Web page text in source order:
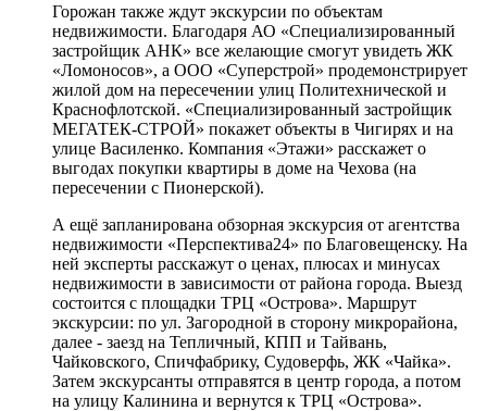
Горожан также ждут экскурсии по объектам
недвижимости. Благодаря АО «Специализированный
застройщик АНК» все желающие смогут увидеть ЖК
«Ломоносов», а ООО «Суперстрой» продемонстрирует
жилой дом на пересечении улиц Политехнической и
Краснофлотской. «Специализированный застройщик
МЕГАТЕК-СТРОЙ» покажет объекты в Чигирях и на
улице Василенко. Компания «Этажи» расскажет о
выгодах покупки квартиры в доме на Чехова (на
пересечении с Пионерской).
А ещё запланирована обзорная экскурсия от агентства
недвижимости «Перспектива24» по Благовещенску. На
ней эксперты расскажут о ценах, плюсах и минусах
недвижимости в зависимости от района города. Выезд
состоится с площадки ТРЦ «Острова». Маршрут
экскурсии: по ул. Загородной в сторону микрорайона,
далее - заезд на Тепличный, КПП и Тайвань,
Чайковского, Спичфабрику, Судоверфь, ЖК «Чайка».
Затем экскурсанты отправятся в центр города, а потом
на улицу Калинина и вернутся к ТРЦ «Острова».